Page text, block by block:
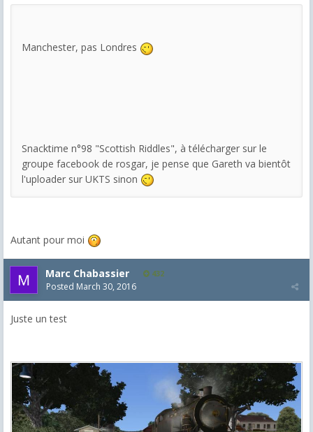
Manchester, pas Londres
Snacktime n°98 "Scottish Riddles", à télécharger sur le
groupe facebook de rosgar, je pense que Gareth va bientôt
l'uploader sur UKTS sinon
Autant pour moi
Marc Chabassier 432
Posted March 30, 2016
Juste un test